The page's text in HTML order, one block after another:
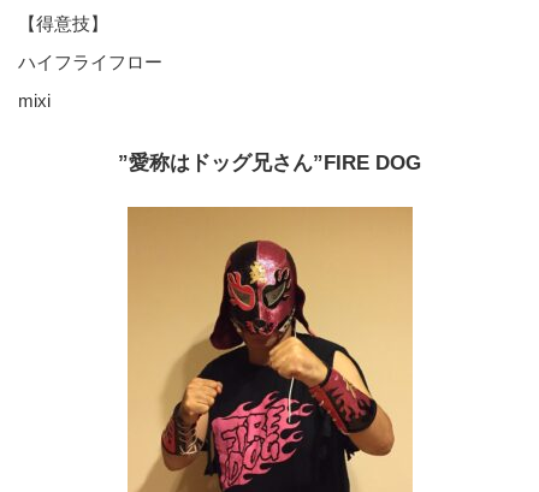
【得意技】
ハイフライフロー
mixi
”愛称はドッグ兄さん”FIRE DOG